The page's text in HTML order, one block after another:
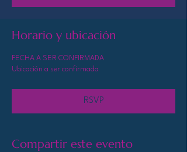
Horario y ubicación
FECHA A SER CONFIRMADA
Ubicación a ser confirmada
RSVP
Compartir este evento